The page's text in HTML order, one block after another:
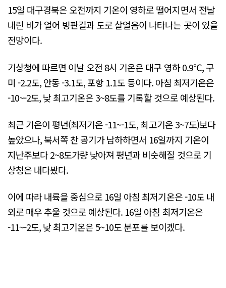
15일 대구경북은 오전까지 기온이 영하로 떨어지면서 전날
내린 비가 얼어 빙판길과 도로 살얼음이 나타나는 곳이 있을
전망이다.
기상청에 따르면 이날 오전 8시 기온은 대구 영하 0.9℃, 구
미 -2.2도, 안동 -3.1도, 포항 1.1도 등이다. 아침 최저기온은
-10~-2도, 낮 최고기온은 3~8도를 기록할 것으로 예상된다.
최근 기온이 평년(최저기온 -11~-1도, 최고기온 3~7도)보다
높았으나, 북서쪽 찬 공기가 남하하면서 16일까지 기온이
지난주보다 2~8도가량 낮아져 평년과 비슷해질 것으로 기
상청은 내다봤다.
이에 따라 내륙을 중심으로 16일 아침 최저기온은 -10도 내
외로 매우 추울 것으로 예상된다. 16일 아침 최저기온은
-11~-2도, 낮 최고기온은 5~10도 분포를 보이겠다.